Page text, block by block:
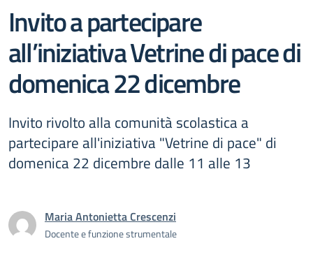
Invito a partecipare
all’iniziativa Vetrine di pace di
domenica 22 dicembre
Invito rivolto alla comunità scolastica a
partecipare all'iniziativa "Vetrine di pace" di
domenica 22 dicembre dalle 11 alle 13
Maria Antonietta Crescenzi
Docente e funzione strumentale